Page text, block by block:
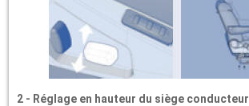
2 - Réglage en hauteur du siège conducteur